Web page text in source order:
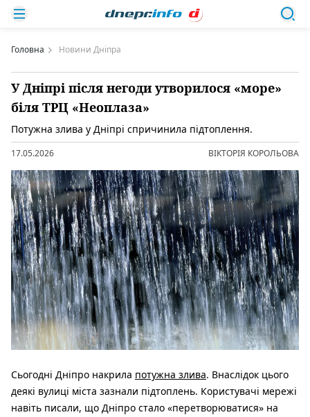
Головна Новини Дніпра
У Дніпрі після негоди утворилося «море»
біля ТРЦ «Неоплаза»
Потужна злива у Дніпрі спричинила підтоплення.
17.05.2026 ВІКТОРІЯ КОРОЛЬОВА
Сьогодні Дніпро накрила потужна злива. Внаслідок цього
деякі вулиці міста зазнали підтоплень. Користувачі мережі
навіть писали, що Дніпро стало «перетворюватися» на